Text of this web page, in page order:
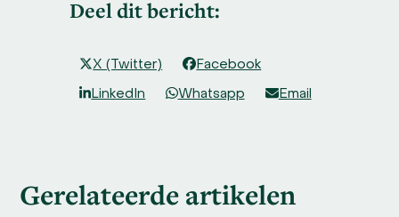
Deel dit bericht:
X (Twitter) Facebook
LinkedIn Whatsapp Email
Gerelateerde artikelen